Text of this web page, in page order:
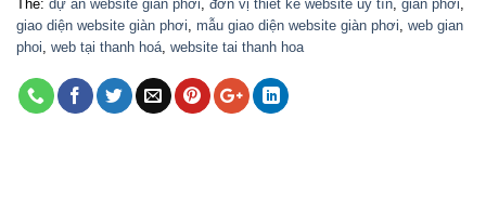
Thẻ: dự án website giàn phơi đơn vị thiết kế website uy tín giàn phơi
giao diện website giàn phơi mẫu giao diện website giàn phơi web gian
phoi web tại thanh hoá website tai thanh hoa